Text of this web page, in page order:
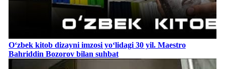
Oʻzbek kitob dizayni imzosi yoʻlidagi 30 yil. Maestro
Bahriddin Bozorov bilan suhbat